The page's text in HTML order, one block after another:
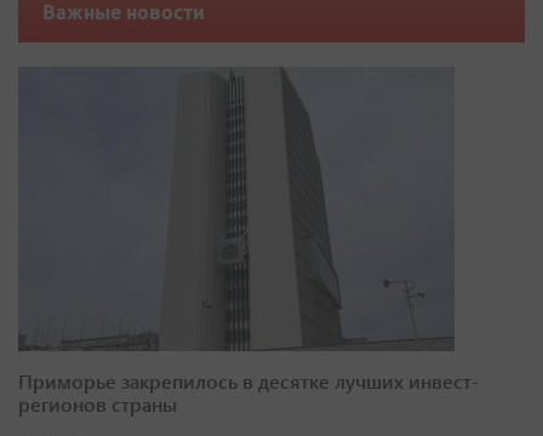
Важные новости
Приморье закрепилось в десятке лучших инвест-
регионов страны